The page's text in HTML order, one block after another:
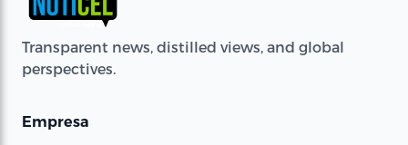
Transparent news, distilled views, and global
perspectives.
Empresa